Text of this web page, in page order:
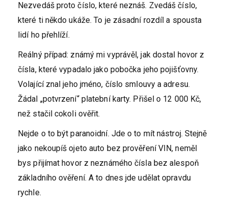
Nezvedáš proto číslo, které neznáš. Zvedáš číslo,
které ti někdo ukáže. To je zásadní rozdíl a spousta
lidí ho přehlíží.
Reálný případ: známý mi vyprávěl, jak dostal hovor z
čísla, které vypadalo jako pobočka jeho pojišťovny.
Volající znal jeho jméno, číslo smlouvy a adresu.
Žádal „potvrzení“ platební karty. Přišel o 12 000 Kč,
než stačil cokoli ověřit.
Nejde o to být paranoidní. Jde o to mít nástroj. Stejně
jako nekoupíš ojeto auto bez prověření VIN, neměl
bys přijímat hovor z neznámého čísla bez alespoň
základního ověření. A to dnes jde udělat opravdu
rychle.